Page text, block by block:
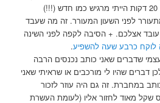
ונזרק על הספה. אחרי 20 דקות הייתי מרגיש כמו חדש (!!!)
לפני השעון המעורר. זה מה שעבד
אצלכם. + הסיבה לקפה לפני השינה
לוקח כרבע שעה להשפיע.
שדברים שאני כותב נכנסים הרבה
דברים שהיו לי מורכבים או שראיתי שאני
במחברת. זה גם היה עוזר לזכור
שקל מאוד לחזור אליו (לעומת העשרת